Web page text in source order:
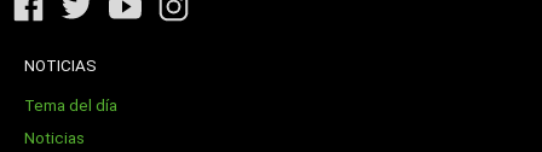
NOTICIAS
Tema del día
Noticias